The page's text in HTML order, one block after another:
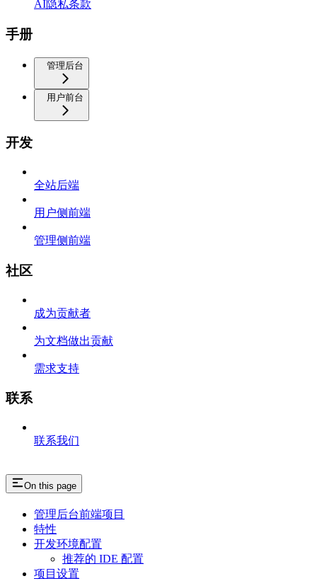
AI隐私条款
手册
管理后台
用户前台
开发
全站后端
用户侧前端
管理侧前端
社区
成为贡献者
为文档做出贡献
需求支持
联系
联系我们
On this page
管理后台前端项目
特性
开发环境配置
推荐的 IDE 配置
项目设置